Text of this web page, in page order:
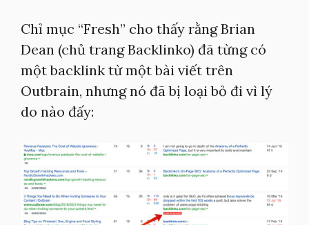
Chỉ mục “Fresh” cho thấy rằng Brian
Dean (chủ trang Backlinko) đã từng có
một backlink từ một bài viết trên
Outbrain, nhưng nó đã bị loại bỏ đi vì lý
do nào đấy: